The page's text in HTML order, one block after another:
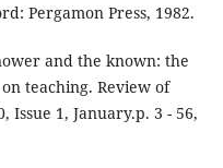
Pergamon Press, 1982.
and the known: the
teaching. Review of
Issue 1, January.p. 3 - 56,